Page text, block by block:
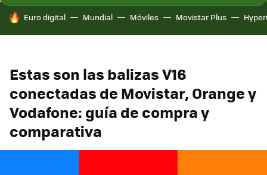
HOY SE HABLA DE
Euro digital Mundial Móviles Movistar Plus
Estas son las balizas V16
conectadas de Movistar, Orange y
Vodafone: guía de compra y
comparativa